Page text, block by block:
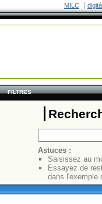
MILC
FILTRES
Astuces :
Saisissez au
Essayez de
dans